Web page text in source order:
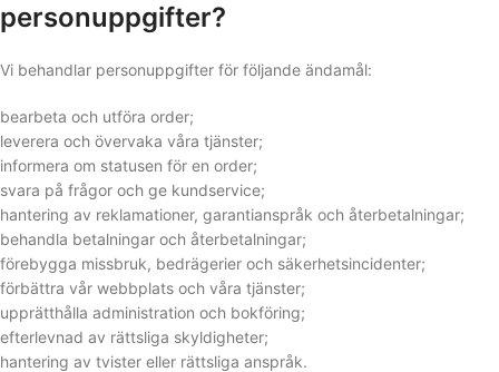
personuppgifter?
Vi behandlar personuppgifter för följande ändamål:
bearbeta och utföra order;
leverera och övervaka våra tjänster;
informera om statusen för en order;
svara på frågor och ge kundservice;
hantering av reklamationer, garantianspråk och återbetalningar;
behandla betalningar och återbetalningar;
förebygga missbruk, bedrägerier och säkerhetsincidenter;
förbättra vår webbplats och våra tjänster;
upprätthålla administration och bokföring;
efterlevnad av rättsliga skyldigheter;
hantering av tvister eller rättsliga anspråk.